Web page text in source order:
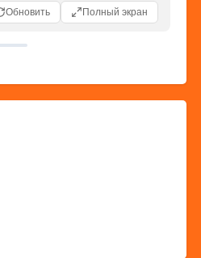
Обновить Полный экран